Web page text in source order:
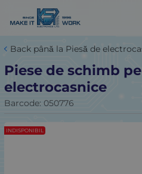
Back până la Piesă de
Piese de schimb
electrocasnice
Barcode: 050776
INDISPONIBIL